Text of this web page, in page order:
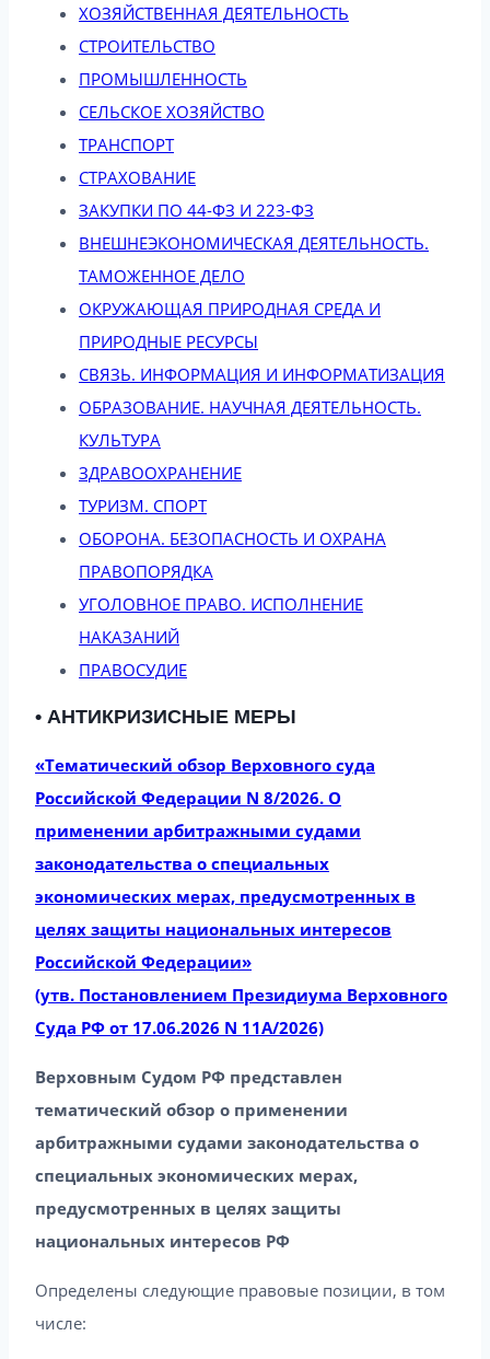
ХОЗЯЙСТВЕННАЯ ДЕЯТЕЛЬНОСТЬ
СТРОИТЕЛЬСТВО
ПРОМЫШЛЕННОСТЬ
СЕЛЬСКОЕ ХОЗЯЙСТВО
ТРАНСПОРТ
СТРАХОВАНИЕ
ЗАКУПКИ ПО 44-ФЗ И 223-ФЗ
ВНЕШНЕЭКОНОМИЧЕСКАЯ ДЕЯТЕЛЬНОСТЬ.
ТАМОЖЕННОЕ ДЕЛО
ОКРУЖАЮЩАЯ ПРИРОДНАЯ СРЕДА И
ПРИРОДНЫЕ РЕСУРСЫ
СВЯЗЬ. ИНФОРМАЦИЯ И ИНФОРМАТИЗАЦИЯ
ОБРАЗОВАНИЕ. НАУЧНАЯ ДЕЯТЕЛЬНОСТЬ.
КУЛЬТУРА
ЗДРАВООХРАНЕНИЕ
ТУРИЗМ. СПОРТ
ОБОРОНА. БЕЗОПАСНОСТЬ И ОХРАНА
ПРАВОПОРЯДКА
УГОЛОВНОЕ ПРАВО. ИСПОЛНЕНИЕ
НАКАЗАНИЙ
ПРАВОСУДИЕ
• АНТИКРИЗИСНЫЕ МЕРЫ
«Тематический обзор Верховного суда
Российской Федерации N 8/2026. О
применении арбитражными судами
законодательства о специальных
экономических мерах, предусмотренных в
целях защиты национальных интересов
Российской Федерации»
(утв. Постановлением Президиума Верховного
Суда РФ от 17.06.2026 N 11А/2026)
Верховным Судом РФ представлен
тематический обзор о применении
арбитражными судами законодательства о
специальных экономических мерах,
предусмотренных в целях защиты
национальных интересов РФ
Определены следующие правовые позиции, в том
числе: